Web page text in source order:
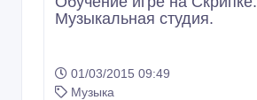
Музыкальная студия.
01/03/2015 09:49
Музыка